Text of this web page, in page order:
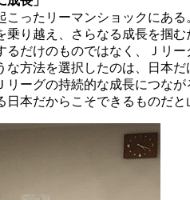
こったリーマンショックに
り越え、さらなる成長を掴
だけのものではなく、Ｊリ
方法を選択したのは、日本
ーグの持続的な成長につな
本だからこそできるものだと